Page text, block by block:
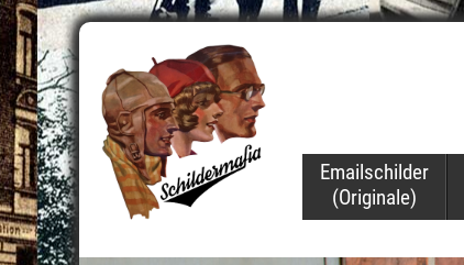
Navigation
überspringen
Emailschilder
(Originale)